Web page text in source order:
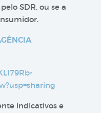
SDR, ou se a
indicativos e